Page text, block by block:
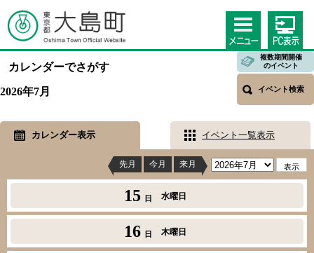
カレンダーでさがす
複数期間開催
のイベント
イベント検索
2026年7月
カレンダー表示 イベント一覧表示
先月 今月 来月
15 日 水曜日
16 日 木曜日